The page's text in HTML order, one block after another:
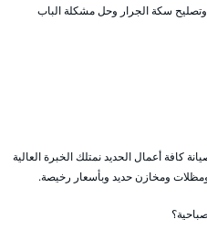
وتصليح سكة الجرار وحل مشكلة الباب
كافة أعمال الحديد نمتلك الخبرة العالية
ومخازن حديد وبأسعار رخيصة.